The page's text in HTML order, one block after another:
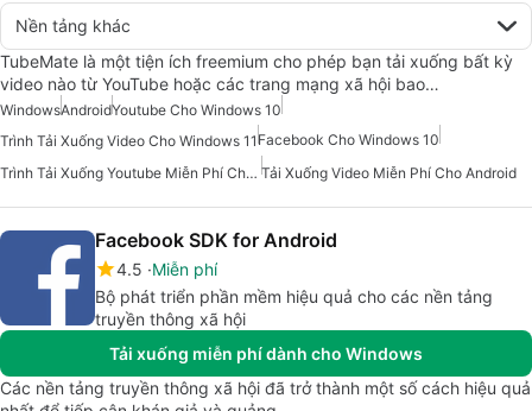
Nền tảng khác
TubeMate là một tiện ích freemium cho phép bạn tải xuống bất kỳ
video nào từ YouTube hoặc các trang mạng xã hội bao…
WindowsAndroidYoutube Cho Windows 10
Trình Tải Xuống Video Cho Windows 11Facebook Cho Windows 10
Trình Tải Xuống Youtube Miễn Phí Cho Android Tải Xuống Video Miễn Phí Cho Android
Facebook SDK for Android
4.5 Miễn phí
Bộ phát triển phần mềm hiệu quả cho các nền tảng
truyền thông xã hội
Tải xuống miễn phí dành cho Windows
Các nền tảng truyền thông xã hội đã trở thành một số cách hiệu quả